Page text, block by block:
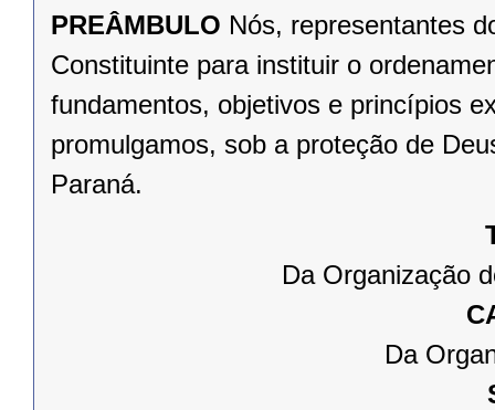
PREÂMBULO Nós, representantes
Constituinte para instituir o
fundamentos, objetivos e princípios
promulgamos, sob a proteção de
Paraná.
Da Organização
Da